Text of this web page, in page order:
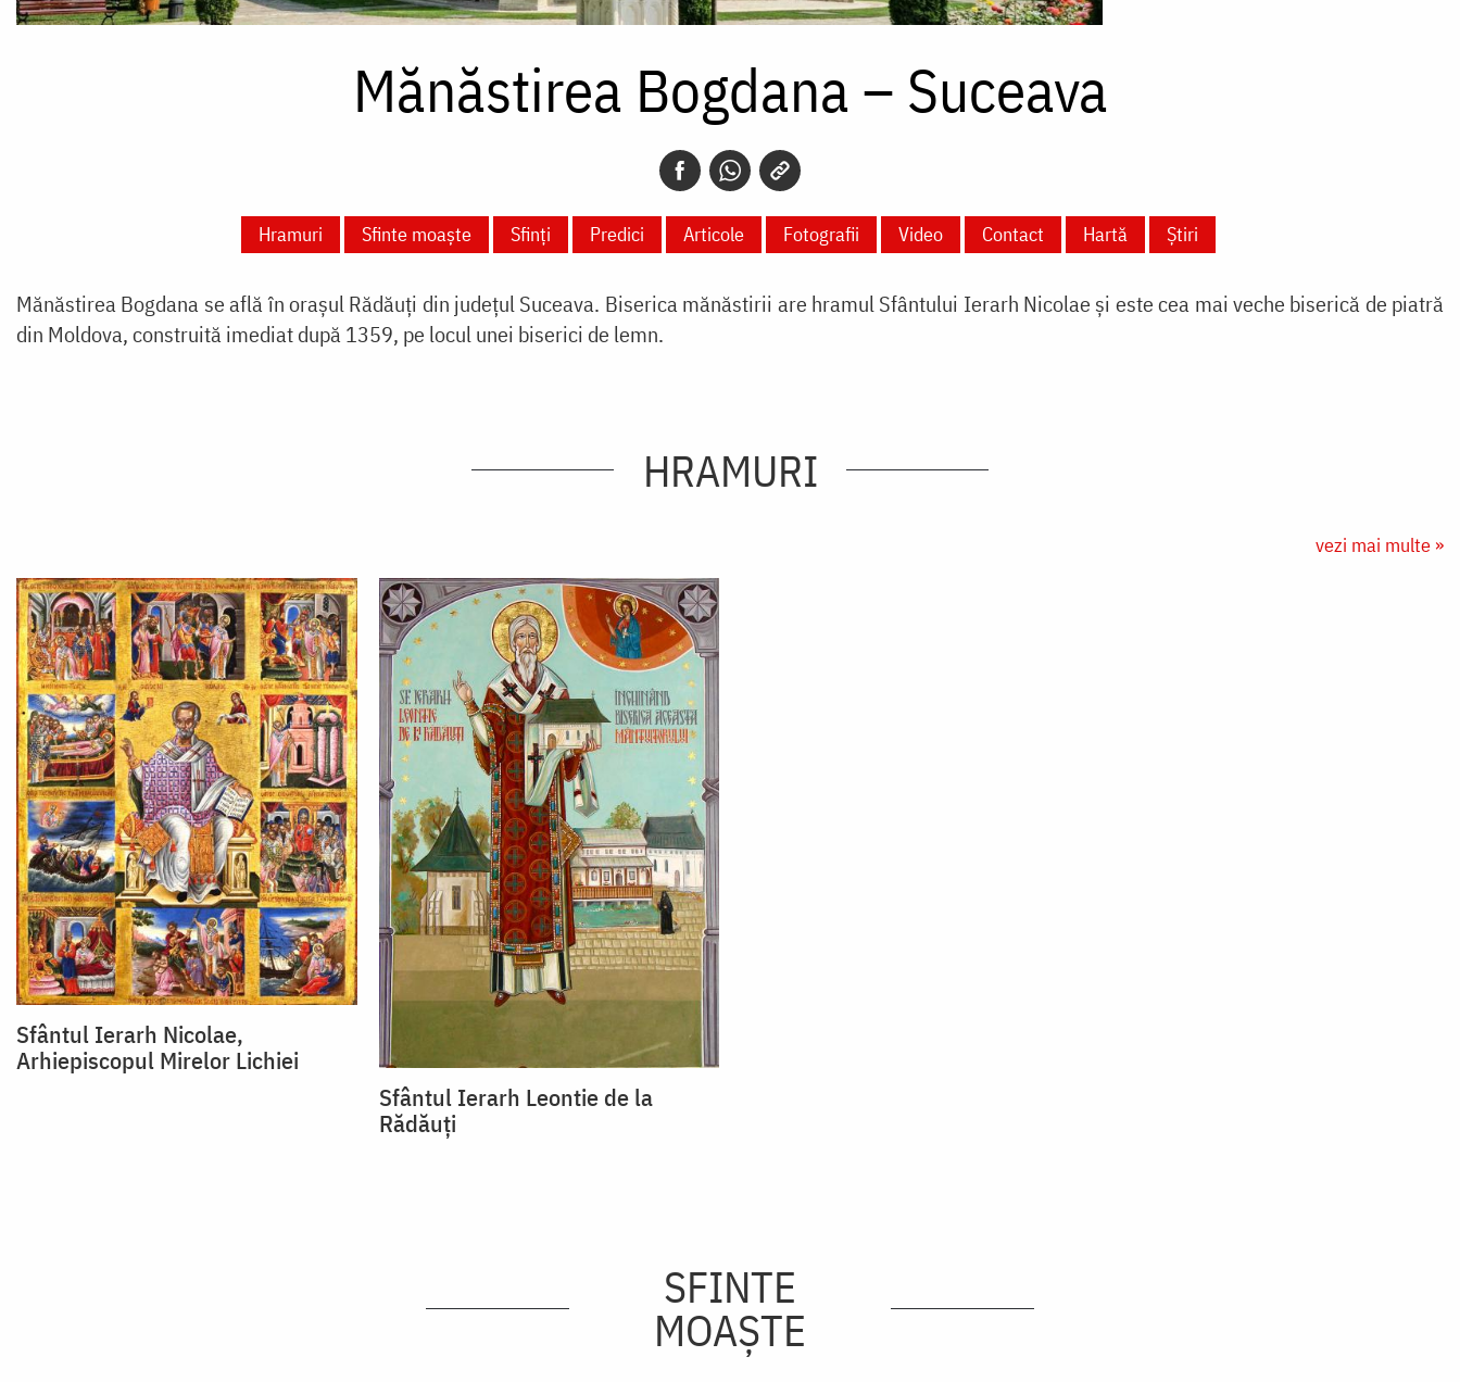
Mănăstirea Bogdana – Suceava
Hramuri Sfinte moaște Sfinți Predici Articole Fotografii Video Contact Hartă Știri
Mănăstirea Bogdana se află în orașul Rădăuți din județul Suceava. Biserica mănăstirii are hramul Sfântului Ierarh Nicolae și este cea mai veche biserică de piatră
din Moldova, construită imediat după 1359, pe locul unei biserici de lemn.
HRAMURI
vezi mai multe »
Sfântul Ierarh Nicolae,
Arhiepiscopul Mirelor Lichiei
Sfântul Ierarh Leontie de la
Rădăuți
SFINTE
MOAȘTE